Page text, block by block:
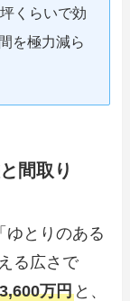
くらいで効
を極力減ら
間取り
ゆとりのある
る広さで
万円 と、